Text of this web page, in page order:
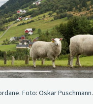
Foto: Oskar Puschmann.